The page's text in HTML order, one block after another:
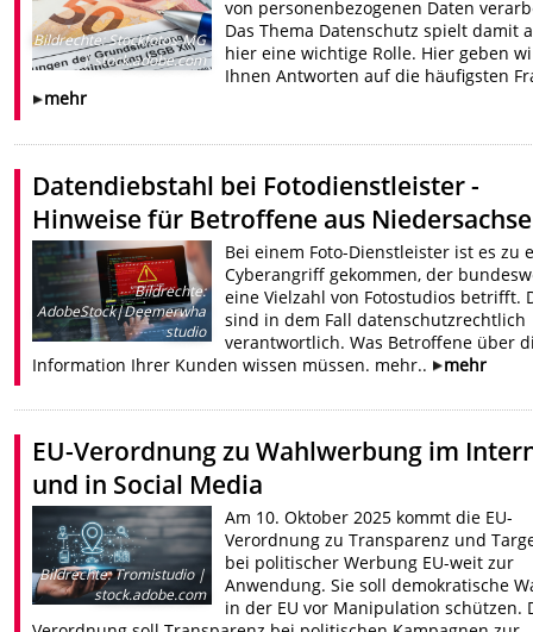
Bildrechte:Stockfotos-MG
| stock.adobe.com
von personenbezogenen Daten
Das Thema Datenschutz spielt damit
hier eine wichtige Rolle. Hier geben
Ihnen Antworten auf die häufigsten
mehr
Datendiebstahl bei Fotodienstleister -
Hinweise für Betroffene aus
Bildrechte:
AdobeStock|Deemerwha
studio
Bei einem Foto-Dienstleister ist es zu
Cyberangriff gekommen, der
eine Vielzahl von Fotostudios betrifft.
sind in dem Fall datenschutzrechtlich
verantwortlich. Was Betroffene über
Information Ihrer Kunden wissen müssen. mehr..
mehr
EU-Verordnung zu Wahlwerbung im
und in Social Media
Bildrechte:Tromistudio |
stock.adobe.com
Am 10. Oktober 2025 kommt die EU-
Verordnung zu Transparenz und
bei politischer Werbung EU-weit zur
Anwendung. Sie soll demokratische
in der EU vor Manipulation schützen.